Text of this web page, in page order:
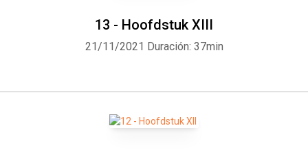
13 - Hoofdstuk XIII
21/11/2021 Duración: 37min